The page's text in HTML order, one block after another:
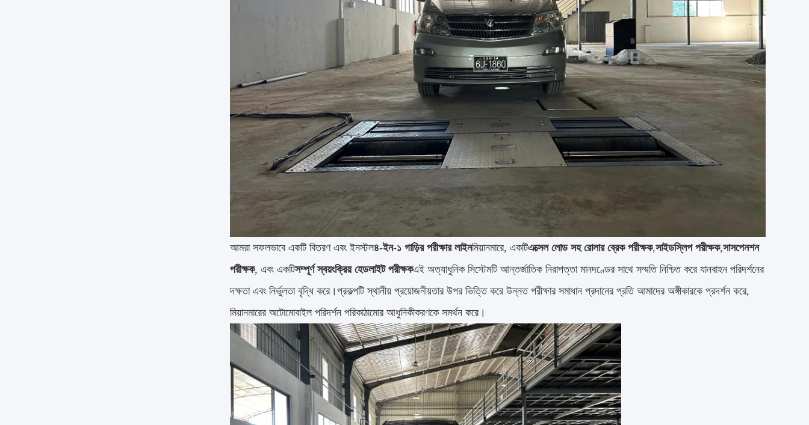
আমরা সফলভাবে একটি বিতরণ এবং ইনস্টল৪-ইন-১ গাড়ির পরীক্ষার লাইনমিয়ানমারে, একটিএক্সেল লোড সহ রোলার ব্রেক পরীক্ষক,সাইডস্লিপ পরীক্ষক,সাসপেনশন
পরীক্ষক, এবং একটিসম্পূর্ণ স্বয়ংক্রিয় হেডলাইট পরীক্ষকএই অত্যাধুনিক সিস্টেমটি আন্তর্জাতিক নিরাপত্তা মানদণ্ডের সাথে সম্মতি নিশ্চিত করে যানবাহন পরিদর্শনের
দক্ষতা এবং নির্ভুলতা বৃদ্ধি করে।প্রকল্পটি স্থানীয় প্রয়োজনীয়তার উপর ভিত্তি করে উন্নত পরীক্ষার সমাধান প্রদানের প্রতি আমাদের অঙ্গীকারকে প্রদর্শন করে,
মিয়ানমারের অটোমোবাইল পরিদর্শন পরিকাঠামোর আধুনিকীকরণকে সমর্থন করে।